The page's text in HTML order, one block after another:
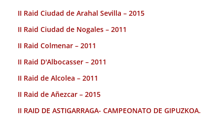
II Raid Ciudad de Arahal Sevilla – 2015
II Raid Ciudad de Nogales – 2011
II Raid Colmenar – 2011
II Raid D'Albocasser – 2011
II Raid de Alcolea – 2011
II Raid de Añezcar – 2015
II RAID DE ASTIGARRAGA- CAMPEONATO DE GIPUZKOA.